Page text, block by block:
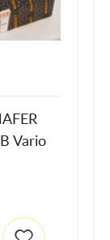
Vario